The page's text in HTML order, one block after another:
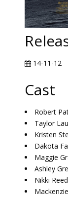
14-11-12
Cast
Robert
Taylor
Kristen
Dakota
Maggie
Ashley
Nikki Reed